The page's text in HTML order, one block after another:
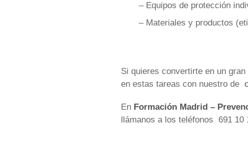
– Equipos de protección
– Materiales y productos
Si quieres convertirte en un gran
en estas tareas con nuestro de
En Formación Madrid –
llámanos a los teléfonos 691 10